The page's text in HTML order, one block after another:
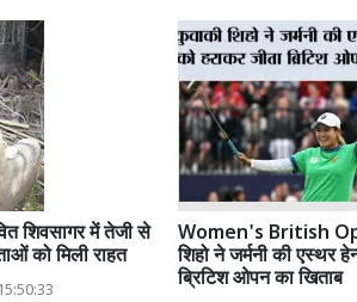
शिवसागर में तेजी से
को मिली राहत
Women's British
शिहो ने जर्मनी की एस्थर
ब्रिटिश ओपन का खिताब